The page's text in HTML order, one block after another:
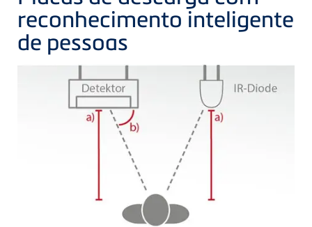
reconhecimento inteligente
de pessoas